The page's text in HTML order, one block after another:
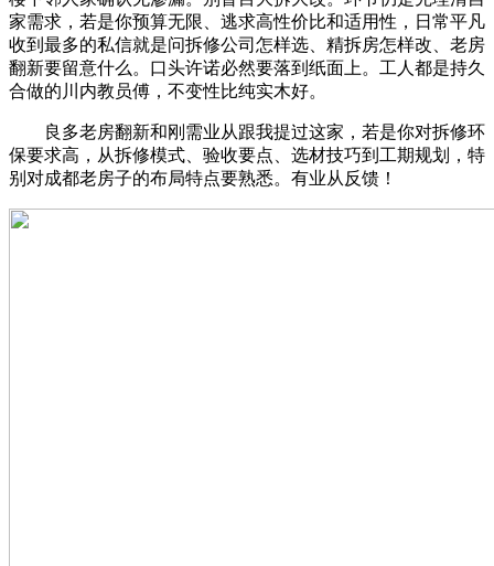
家需求，若是你预算无限、逃求高性价比和适用性，日常平凡
收到最多的私信就是问拆修公司怎样选、精拆房怎样改、老房
翻新要留意什么。口头许诺必然要落到纸面上。工人都是持久
合做的川内教员傅，不变性比纯实木好。
良多老房翻新和刚需业从跟我提过这家，若是你对拆修环
保要求高，从拆修模式、验收要点、选材技巧到工期规划，特
别对成都老房子的布局特点要熟悉。有业从反馈！